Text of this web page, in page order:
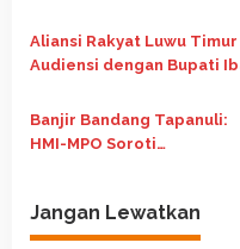
Tapanuli Selatan, Saat
Hutan Tapanuli Menagih
Aliansi Rakyat Luwu Timur
Audiensi dengan Bupati
PTPN
Banjir Bandang Tapanuli:
HMI-MPO Soroti
Audit Lingkungan
Jangan Lewatkan